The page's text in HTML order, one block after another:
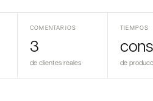
COMENTARIOS
3
de clientes reales
TIEMPOS
de